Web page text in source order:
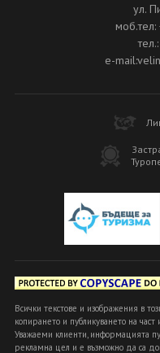
ул.
e-
Всички текстове и изображения в
копирането и публикуването на
Уважаеми клиенти, информацията
рекламна цел и е възможно да са